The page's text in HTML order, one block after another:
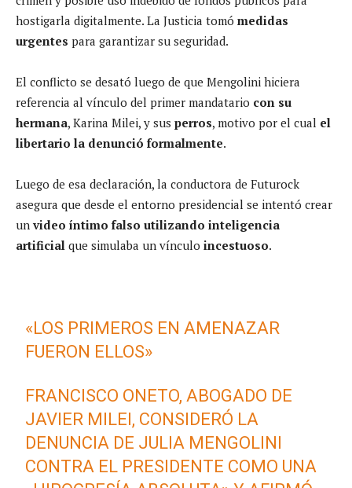
hostigarla digitalmente. La Justicia tomó medidas
urgentes para garantizar su seguridad.
El conflicto se desató luego de que Mengolini hiciera
referencia al vínculo del primer mandatario con su
hermana, Karina Milei, y sus perros, motivo por el cual el
libertario la denunció formalmente.
Luego de esa declaración, la conductora de Futurock
asegura que desde el entorno presidencial se intentó crear
un video íntimo falso utilizando inteligencia
artificial que simulaba un vínculo incestuoso.
«LOS PRIMEROS EN AMENAZAR
FUERON ELLOS»
FRANCISCO ONETO, ABOGADO DE
JAVIER MILEI, CONSIDERÓ LA
DENUNCIA DE JULIA MENGOLINI
CONTRA EL PRESIDENTE COMO UNA